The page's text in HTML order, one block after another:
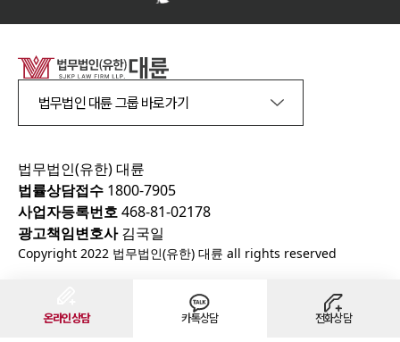
온라인상담 카톡상담 전화상담
법무법인 대륜 그룹 바로가기
법무법인(유한) 대륜
법률상담접수 1800-7905
사업자등록번호468-81-02178
광고책임변호사김국일
Copyright 2022 법무법인(유한) 대륜 all rights reserved
천안법무법인의 주요 상담지역